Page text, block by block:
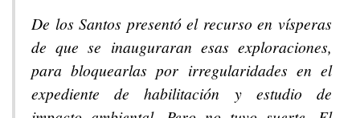
De los Santos presentó el recurso en vísperas
de que se inauguraran esas exploraciones,
para bloquearlas por irregularidades en el
expediente de habilitación y estudio de